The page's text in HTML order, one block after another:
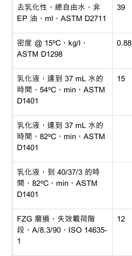
去乳化性，總自由水，非
EP 油，ml，ASTM D2711
39
密度 @ 15ºC，kg/l，
ASTM D1298
0.88
乳化液，達到 37 mL 水的
時間，54ºC，min，ASTM
D1401
15
乳化液，達到 37 mL 水的
時間，82ºC，min，ASTM
D1401
乳化液，到 40/37/3 的時
間，82ºC，min，ASTM
D1401
FZG 磨損，失效載荷階
段，A/8.3/90，ISO 14635-
1
12